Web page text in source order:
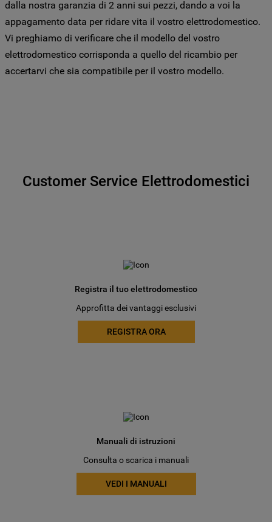
dalla nostra garanzia di 2 anni sui pezzi, dando a voi la
appagamento data per ridare vita il vostro elettrodomestico.
Vi preghiamo di verificare che il modello del vostro
elettrodomestico corrisponda a quello del ricambio per
accertarvi che sia compatibile per il vostro modello.
Customer Service Elettrodomestici
Registra il tuo elettrodomestico
Approfitta dei vantaggi esclusivi
REGISTRA ORA
Manuali di istruzioni
Consulta o scarica i manuali
VEDI I MANUALI
Per maggiori informazioni su come la
Società tratta i dati personali anche
raccolti tramite i cookie consulta
l’Informativa Privacy. Se scegli di chiudere
all'utilizzo di tutti i nostri cookie e alla
condivisione dei tuoi dati con terze parti